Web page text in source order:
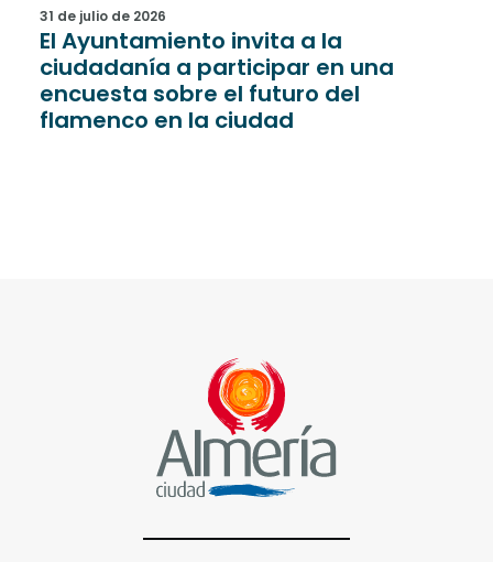
31 de julio de 2026
El Ayuntamiento invita a la
ciudadanía a participar en una
encuesta sobre el futuro del
flamenco en la ciudad